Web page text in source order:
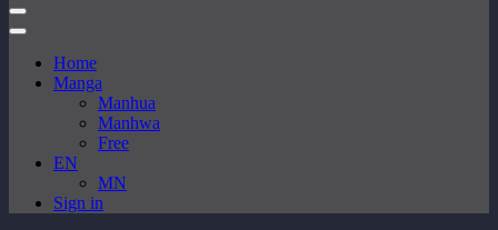
Home
Manga
Manhua
Manhwa
Free
EN
MN
Sign in